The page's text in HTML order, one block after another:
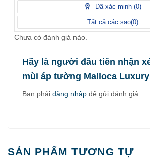
điểm
Đã xác minh (0)
Tất cả các sao(0)
Chưa có đánh giá nào.
Hãy là người đầu tiên nhận
mùi áp tường Malloca Luxury
Bạn phải đăng nhập để gửi đánh giá.
SẢN PHẨM TƯƠNG TỰ